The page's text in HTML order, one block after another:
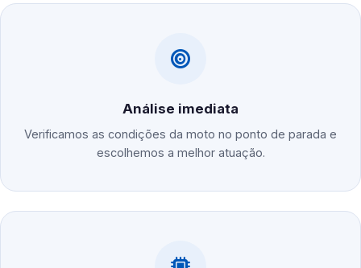
Análise imediata
Verificamos as condições da moto no ponto de parada e
escolhemos a melhor atuação.